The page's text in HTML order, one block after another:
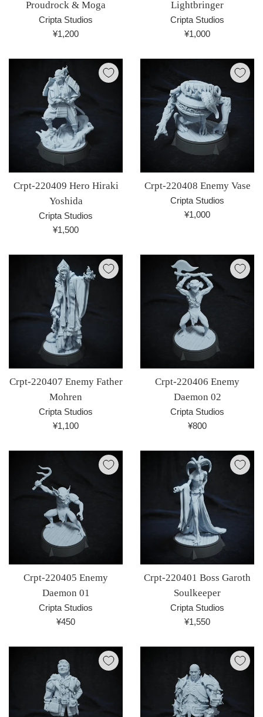
Proudrock & Moga
Cripta Studios
通
価
格
¥1,200
Lightbringer
Cripta Studios
通
価
¥1,000
Crpt-220409 Hero Hiraki
Yoshida
Cripta Studios
通
価
格
¥1,500
Crpt-220408 Enemy Vase
Cripta Studios
通
格
¥1,000
Crpt-220407 Enemy Father
Mohren
Cripta Studios
通
価
¥1,100
Crpt-220406 Enemy
Daemon 02
Cripta Studios
通
価
格
¥800
Crpt-220405 Enemy
Daemon 01
Cripta Studios
通
価
格
¥450
Crpt-220401 Boss Garoth
Soulkeeper
Cripta Studios
通
価
格
¥1,550